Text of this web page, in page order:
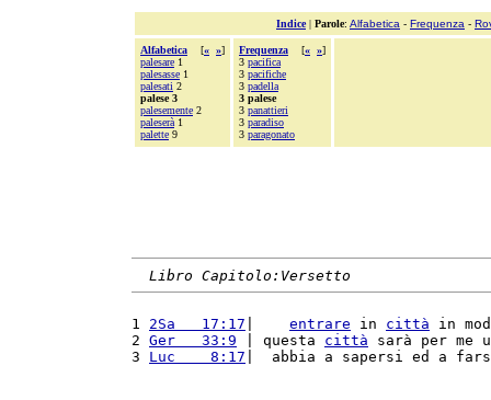
Indice| Parole: Alfabetica - Frequenza -
Alfabetica [« »]
palesare 1
palesasse 1
palesati 2
palese 3
palesemente 2
paleserà 1
palette 9
Frequenza [« »]
3 pacifica
3 pacifiche
3 padella
3 palese
3 panattieri
3 paradiso
3 paragonato
Libro Capitolo:Versetto
1 2Sa   17:17 entrare in città in
2 Ger   33:9 | questa città sarà per me
3 Luc    8:17 |  abbia a sapersi ed a